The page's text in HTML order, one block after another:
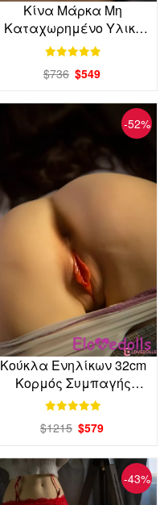
Κίνα Μάρκα Μη
Καταχωρημένο Υλικό
Κορμός Κούκλας
Άμεση Αγορά
$736 $549
-52%
Κούκλα Ενηλίκων 32cm
Κορμός Συμπαγής
Χειρισμός από το
Χρήση
$1215 $579
-43%